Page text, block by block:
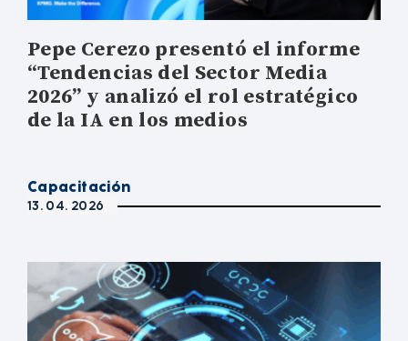
Pepe Cerezo presentó el informe
“Tendencias del Sector Media
2026” y analizó el rol estratégico
de la IA en los medios
Capacitación
13. 04. 2026